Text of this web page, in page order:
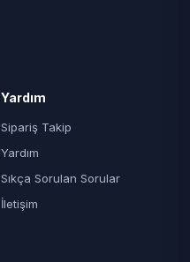
Yardım
Sipariş Takip
Yardım
Sıkça Sorulan Sorular
İletişim